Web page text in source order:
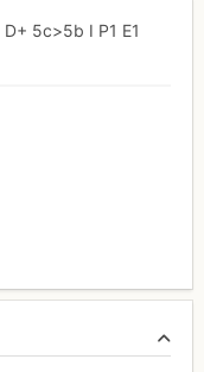
D+ 5c>5b I P1 E1